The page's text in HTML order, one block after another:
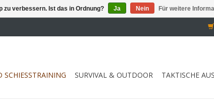
SURVIVAL & OUTDOOR TAKTISCHE
zu verbessern. Ist das in Ordnung? Ja Nein Für weitere